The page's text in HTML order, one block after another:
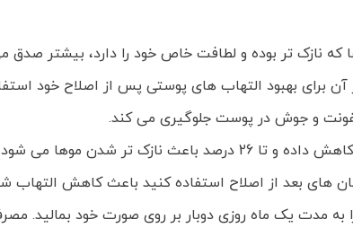
نازک تر بوده و لطافت خاص خود را دارد، بیشتر صدق
آن برای بهبود التهاب های پوستی پس از اصلاح خود
و جوش در پوست جلوگیری می کند.
این محصول همچنین رشد موها را تا 35 درصد کاهش داده و
های بعد از اصلاح استفاده کنید باعث کاهش التهاب
به مدت یک ماه روزی دوبار بر روی صورت خود